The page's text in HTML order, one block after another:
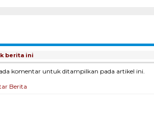
berita ini
komentar untuk ditampilkan pada artikel ini.
Berita